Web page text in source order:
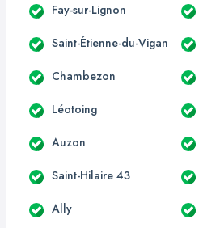
Fay-sur-Lignon
Saint-Étienne-du-Vigan
Chambezon
Léotoing
Auzon
Saint-Hilaire 43
Ally